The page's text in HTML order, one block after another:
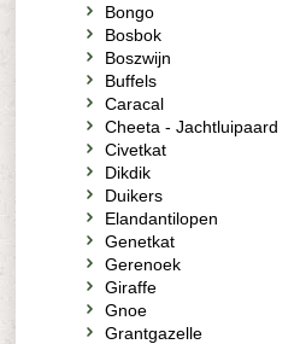
Bongo
Bosbok
Boszwijn
Buffels
Caracal
Cheeta - Jachtluipaard
Civetkat
Dikdik
Duikers
Elandantilopen
Genetkat
Gerenoek
Giraffe
Gnoe
Grantgazelle